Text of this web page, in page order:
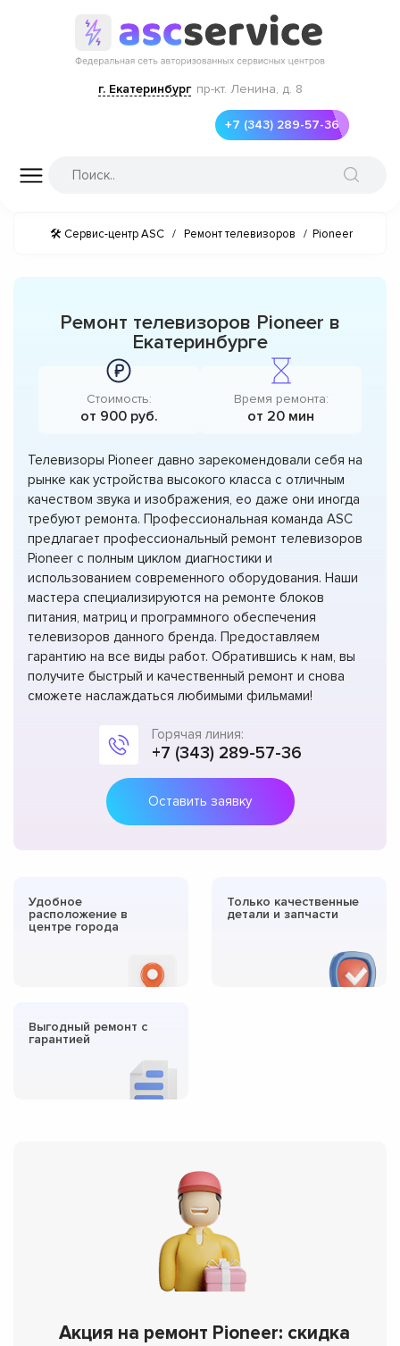
г. Екатеринбург пр-кт. Ленина, д. 8
+7 (343) 289-57-36
🛠 Сервис-центр ASC / Ремонт телевизоров / Pioneer
Ремонт телевизоров Pioneer в
Екатеринбурге
Стоимость:
от 900 руб.
Время ремонта:
от 20 мин
Телевизоры Pioneer давно зарекомендовали себя на
рынке как устройства высокого класса с отличным
качеством звука и изображения, ео даже они иногда
требуют ремонта. Профессиональная команда ASC
предлагает профессиональный ремонт телевизоров
Pioneer с полным циклом диагностики и
использованием современного оборудования. Наши
мастера специализируются на ремонте блоков
питания, матриц и программного обеспечения
телевизоров данного бренда. Предоставляем
гарантию на все виды работ. Обратившись к нам, вы
получите быстрый и качественный ремонт и снова
сможете наслаждаться любимыми фильмами!
Горячая линия:
+7 (343) 289-57-36
Оставить заявку
Удобное
расположение в
центре города
Только качественные
детали и запчасти
Выгодный ремонт с
гарантией
Акция на ремонт Pioneer: скидка